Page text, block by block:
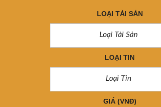
LOẠI TÀI SẢN
Loại Tài Sản
LOẠI TIN
Loại Tin
GIÁ (VNĐ)